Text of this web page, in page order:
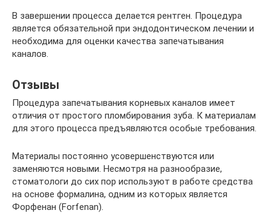
В завершении процесса делается рентген. Процедура
является обязательной при эндодонтическом лечении и
необходима для оценки качества запечатывания
каналов.
Отзывы
Процедура запечатывания корневых каналов имеет
отличия от простого пломбирования зуба. К материалам
для этого процесса предъявляются особые требования.
Материалы постоянно усовершенствуются или
заменяются новыми. Несмотря на разнообразие,
стоматологи до сих пор используют в работе средства
на основе формалина, одним из которых является
Форфенан (Forfenan).